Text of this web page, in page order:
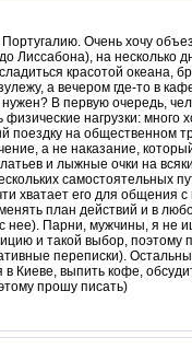
Очень хочу
Лиссабона), на несколько
красотой океана,
а вечером где-то в
В первую очередь,
нагрузки: много
поездку на общественном
а не наказание,
и лыжные очки на
самостоятельных
хватает его для общения
план действий и в
нее). Парни, мужчины, я не
и такой выбор, поэтому
переписки).
Киеве, выпить кофе,
прошу писать)